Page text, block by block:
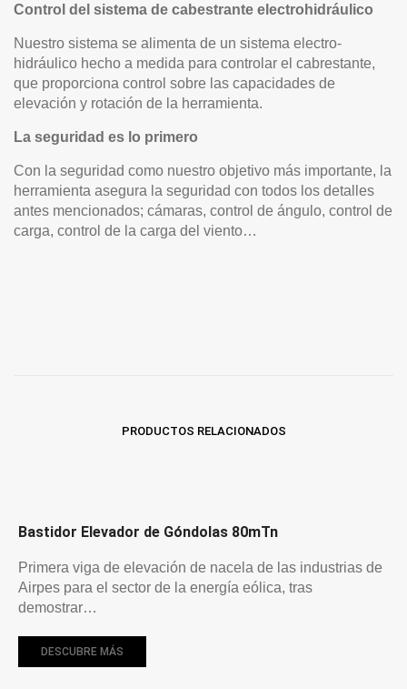
Control del sistema de cabestrante electrohidráulico
Nuestro sistema se alimenta de un sistema electro-
hidráulico hecho a medida para controlar el cabrestante,
que proporciona control sobre las capacidades de
elevación y rotación de la herramienta.
La seguridad es lo primero
Con la seguridad como nuestro objetivo más importante, la
herramienta asegura la seguridad con todos los detalles
antes mencionados; cámaras, control de ángulo, control de
carga, control de la carga del viento…
PRODUCTOS RELACIONADOS
Bastidor Elevador de Góndolas 80mTn
Primera viga de elevación de nacela de las industrias de
Airpes para el sector de la energía eólica, tras
demostrar…
DESCUBRE MÁS